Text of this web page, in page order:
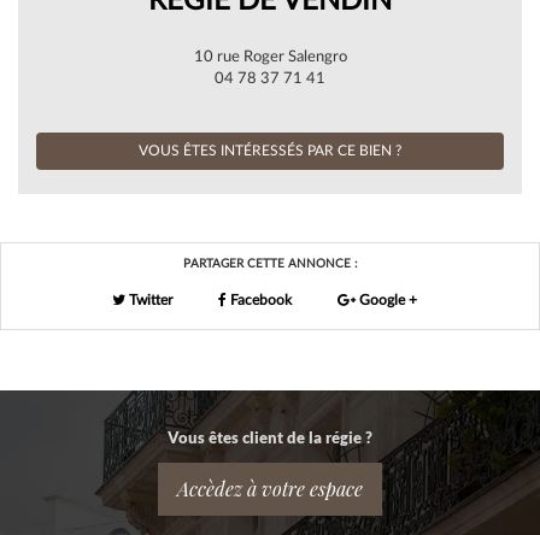
10 rue Roger Salengro
04 78 37 71 41
VOUS ÊTES INTÉRESSÉS PAR CE BIEN ?
PARTAGER CETTE ANNONCE :
Twitter Facebook Google +
Vous êtes client de la régie ?
Accèdez à votre espace